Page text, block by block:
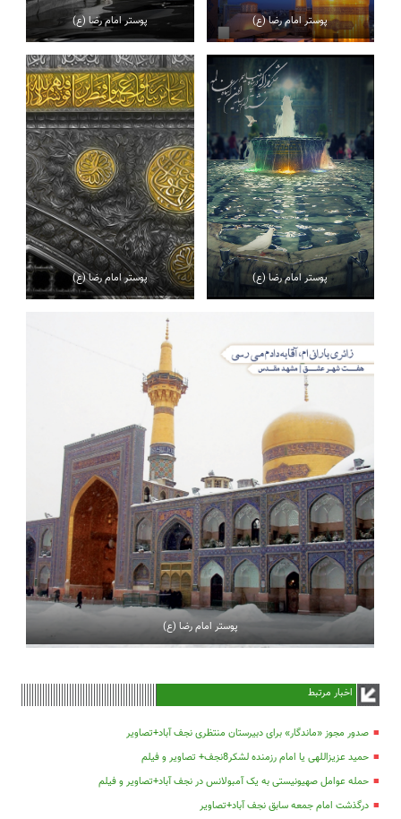
پوستر امام رضا (ع) پوستر امام رضا (ع)
پوستر امام رضا (ع) پوستر امام رضا (ع)
پوستر امام رضا (ع)
اخبار مرتبط
صدور مجوز «ماندگار» برای دبیرستان منتظری نجف آباد+تصاویر
حمید عزیزاللهی یا امام رزمنده لشکر8نجف+ تصاویر و فیلم
حمله عوامل صهیونیستی به یک آمبولانس در نجف آباد+تصاویر و فیلم
درگذشت امام جمعه سابق نجف آباد+تصاویر